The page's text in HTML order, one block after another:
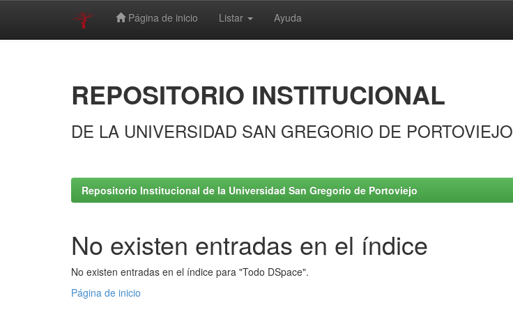
Página de inicio Listar Ayuda
REPOSITORIO INSTITUCIONAL
DE LA UNIVERSIDAD SAN GREGORIO DE PORTOVIEJO
Repositorio Institucional de la Universidad San Gregorio de Portoviejo
No existen entradas en el índice
No existen entradas en el índice para "Todo DSpace".
Página de inicio